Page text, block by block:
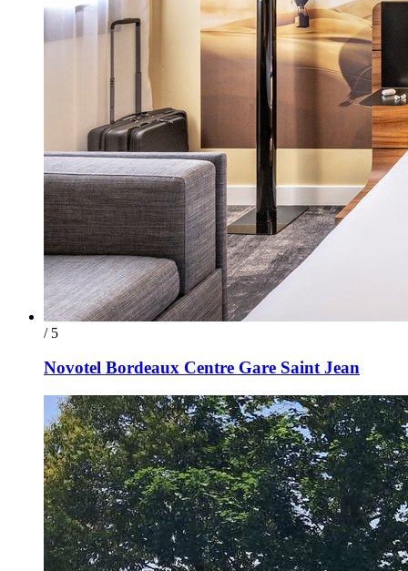
/ 5
Novotel Bordeaux Centre Gare Saint Jean